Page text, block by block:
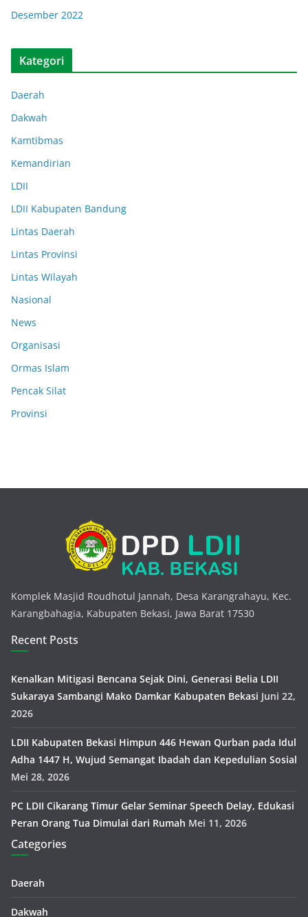
Desember 2022
Kategori
Daerah
Dakwah
Kamtibmas
Kemandirian
LDII
LDII Kabupaten Bandung
Lintas Daerah
Lintas Provinsi
Lintas Wilayah
Nasional
News
Organisasi
Ormas Islam
Pencak Silat
Provinsi
Komplek Masjid Roudhotul Jannah, Desa Karangrahayu, Kec.
Karangbahagia, Kabupaten Bekasi, Jawa Barat 17530
Recent Posts
Kenalkan Mitigasi Bencana Sejak Dini, Generasi Belia LDII
Sukaraya Sambangi Mako Damkar Kabupaten Bekasi Juni 22,
2026
LDII Kabupaten Bekasi Himpun 446 Hewan Qurban pada Idul
Adha 1447 H, Wujud Semangat Ibadah dan Kepedulian Sosial
Mei 28, 2026
PC LDII Cikarang Timur Gelar Seminar Speech Delay, Edukasi
Peran Orang Tua Dimulai dari Rumah Mei 11, 2026
Categories
Daerah
Dakwah